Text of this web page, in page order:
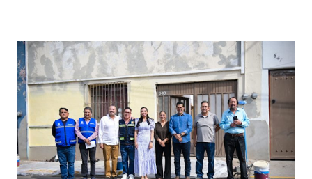
conoces ni la mitad de lo que deberías saber. Pero incluso
quienes ya han tenido relaciones sexuales no son expertos
o expertas en el tema. Siempre hay algo nuevo que
aprender y nuevas experiencias que conocer. Si eres una
chica y aún no has tenido relaciones sexuales, tal vez
pienses que el sexo será increíble y no puedas esperar para
experimentarlo, pero como cualquier persona con